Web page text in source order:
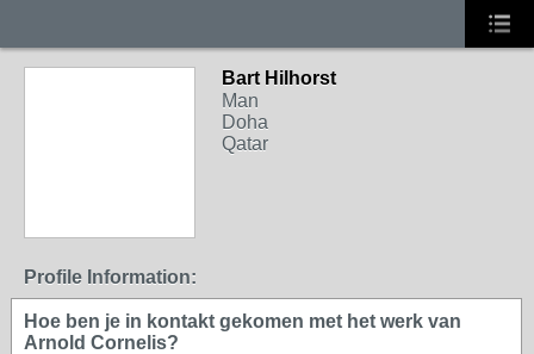
Bart Hilhorst
Man
Doha
Qatar
Profile Information:
Hoe ben je in kontakt gekomen met het werk van
Arnold Cornelis?